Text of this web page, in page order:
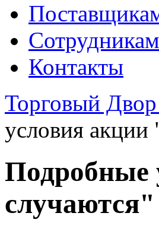
Сотрудникам
Контакты
Торговый
условия акции
Подробные
случаются"